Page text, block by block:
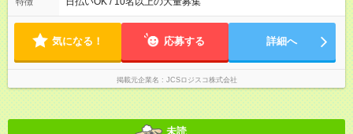
気になる！ 応募する 詳細へ
掲載元企業名 JCSロジスコ株式会社
未読